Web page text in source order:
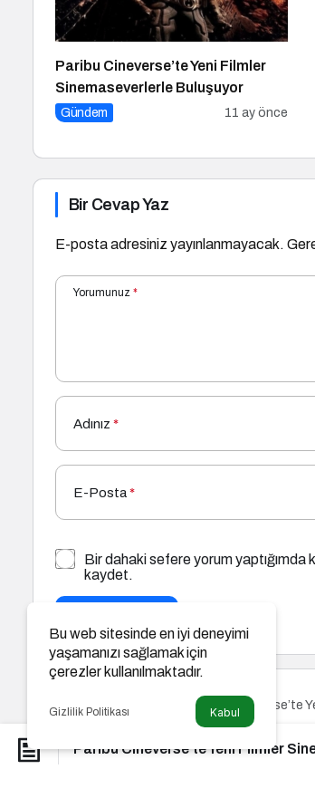
Paribu Cineverse’te Yeni Filmler
Sinemaseverlerle Buluşuyor
Gündem 11 ay önce
Bir Cevap Yaz
E-posta adresiniz yayınlanmayacak.
Yorumunuz *
Adınız *
E-Posta*
Bir dahaki sefere yorum yaptığımda
kaydet.
Paribu Cineverse’te
Paribu Cineverse’te
Paribu Cineverse’te Yeni Filmler
Bu web sitesinde en iyi deneyimi
yaşamanızı sağlamak için
çerezler kullanılmaktadır.
Gizlilik Politikası Kabul